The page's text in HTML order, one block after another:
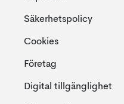
Säkerhetspolicy
Cookies
Företag
Digital tillgänglighet